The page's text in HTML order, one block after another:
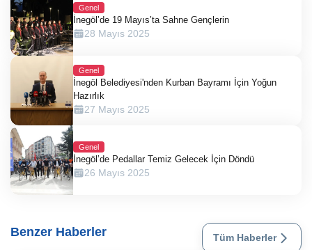
Genel
İnegöl’de 19 Mayıs’ta Sahne Gençlerin
28 Mayıs 2025
Genel
İnegöl Belediyesi'nden Kurban Bayramı İçin Yoğun
Hazırlık
27 Mayıs 2025
Genel
İnegöl’de Pedallar Temiz Gelecek İçin Döndü
26 Mayıs 2025
Benzer Haberler Tüm Haberler